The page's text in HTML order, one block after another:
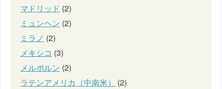
マドリッド (2)
ミュンヘン (2)
ミラノ (2)
メキシコ (3)
メルボルン (2)
ラテンアメリカ（中南米）
(2)